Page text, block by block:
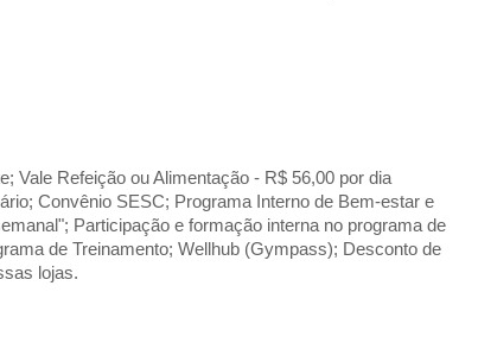
Vale Refeição ou Alimentação - R$ 56,00 por dia
Convênio SESC; Programa Interno de Bem-estar e
Participação e formação interna no programa de
de Treinamento; Wellhub (Gympass); Desconto de
lojas.